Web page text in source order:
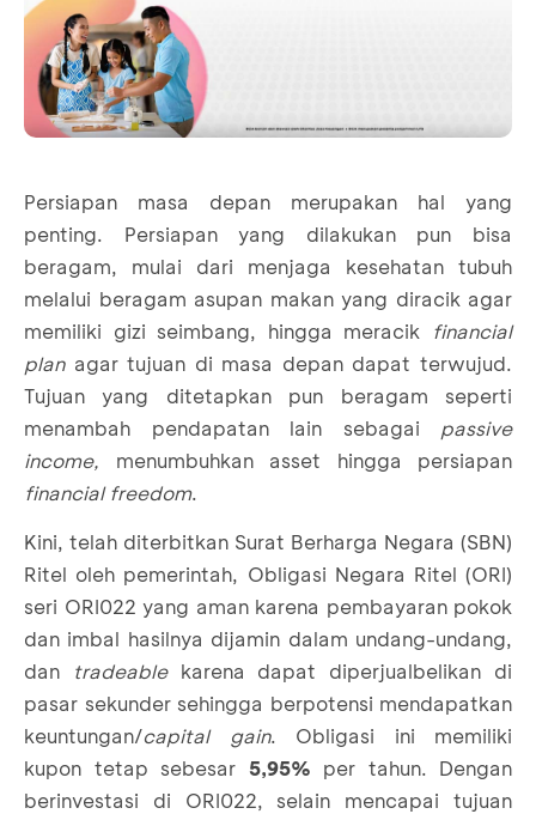
Persiapan masa depan merupakan hal yang
penting. Persiapan yang dilakukan pun bisa
beragam, mulai dari menjaga kesehatan tubuh
melalui beragam asupan makan yang diracik agar
memiliki gizi seimbang, hingga meracik financial
plan agar tujuan di masa depan dapat terwujud.
Tujuan yang ditetapkan pun beragam seperti
menambah pendapatan lain sebagai passive
income, menumbuhkan asset hingga persiapan
financial freedom.
Kini, telah diterbitkan Surat Berharga Negara (SBN)
Ritel oleh pemerintah, Obligasi Negara Ritel (ORI)
seri ORI022 yang aman karena pembayaran pokok
dan imbal hasilnya dijamin dalam undang-undang,
dan
tradeable karena dapat diperjualbelikan di
pasar sekunder sehingga berpotensi mendapatkan
keuntungan/capital gain. Obligasi ini memiliki
kupon tetap sebesar 5,95% per tahun. Dengan
berinvestasi di ORI022, selain mencapai tujuan